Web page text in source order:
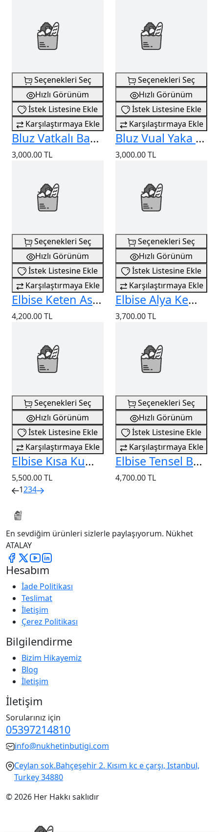
Seçenekleri Seç
Hızlı Görünüm
İstek Listesine Ekle
Karşılaştırmaya Ekle
Bluz Vatkalı Bağlama Detaylı
3,000.00 TL
Seçenekleri Seç
Hızlı Görünüm
İstek Listesine Ekle
Karşılaştırmaya Ekle
Bluz Vual Yaka Süslü
3,000.00 TL
Seçenekleri Seç
Hızlı Görünüm
İstek Listesine Ekle
Karşılaştırmaya Ekle
Elbise Keten Askılı Önü Yırtmaçlı
4,200.00 TL
Seçenekleri Seç
Hızlı Görünüm
İstek Listesine Ekle
Karşılaştırmaya Ekle
Elbise Alya Kemerli
3,700.00 TL
Seçenekleri Seç
Hızlı Görünüm
İstek Listesine Ekle
Karşılaştırmaya Ekle
Elbise Kısa Kumaş Düğmeli
5,500.00 TL
Seçenekleri Seç
Hızlı Görünüm
İstek Listesine Ekle
Karşılaştırmaya Ekle
Elbise Tensel Beli Kemerli
4,700.00 TL
1234
En sevdiğim ürünleri sizlerle paylaşıyorum. Nükhet
ATALAY
Hesabım
İade Politikası
Teslimat
İletişim
Çerez Politikası
Bilgilendirme
Bizim Hikayemiz
Blog
İletişim
İletişim
Sorularınız için
05397214810
info@nukhetinbutigi.com
Ceylan sok.Bahçeşehir 2. Kısım kc e çarşı, Istanbul,
Turkey 34880
© 2026 Her Hakkı saklıdır